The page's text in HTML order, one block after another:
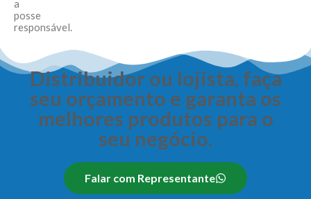
a
posse
responsável.
Distribuidor ou lojista, faça
seu orçamento e garanta os
melhores produtos para o
seu negócio.
Falar com Representante